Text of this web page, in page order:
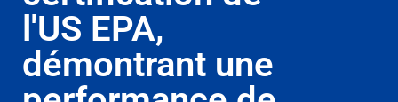
l'US EPA,
démontrant une